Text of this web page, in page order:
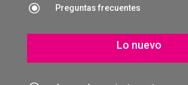
\ Preguntas frecuentes
Lo nuevo